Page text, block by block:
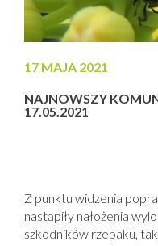
17 MAJA 2021
NAJNOWSZY
17.05.2021
Z punktu widzenia
nastąpiły nałożenia
szkodników rzepaku,